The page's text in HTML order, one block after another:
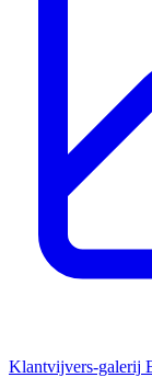
Klantvijvers-galerij